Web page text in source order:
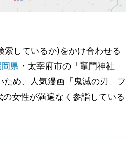
しているか)をかけ合わせる
県 ・太宰府市の「竈門神社」
め、人気漫画「鬼滅の刃」フ
女性が満遍なく参詣している